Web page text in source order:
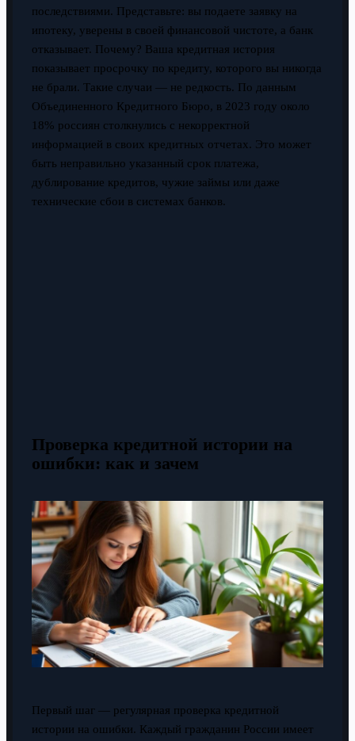
последствиями. Представьте: вы подаете заявку на
ипотеку, уверены в своей финансовой чистоте, а банк
отказывает. Почему? Ваша кредитная история
показывает просрочку по кредиту, которого вы никогда
не брали. Такие случаи — не редкость. По данным
Объединенного Кредитного Бюро, в 2023 году около
18% россиян столкнулись с некорректной
информацией в своих кредитных отчетах. Это может
быть неправильно указанный срок платежа,
дублирование кредитов, чужие займы или даже
технические сбои в системах банков.
Проверка кредитной истории на
ошибки: как и зачем
Первый шаг — регулярная проверка кредитной
истории на ошибки. Каждый гражданин России имеет